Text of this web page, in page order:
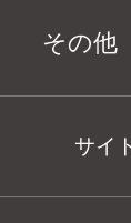
その他
サイ